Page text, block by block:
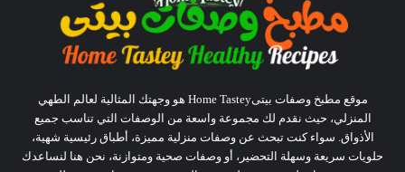
موقع مطبخ وصفات بيتىHome Tastey هو وجهتك المثالية لعالم الطهي
المنزلي، حيث نقدم لك مجموعة واسعة من الوصفات التي تناسب جميع
الأذواق. سواء كنت تبحث عن وصفات منزلية مميزة، أطباق رئيسية شهية،
حلويات سريعة وسهلة التحضير، أو وصفات صحية ومتوازنة، نحن هنا لنساعدك